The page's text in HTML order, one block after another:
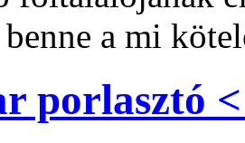
a mi
porlasztó